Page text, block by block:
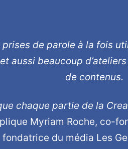
prises de parole à la fois
aussi beaucoup
de contenus.
chaque partie de la
Myriam Roche, co-
fondatrice du média Les